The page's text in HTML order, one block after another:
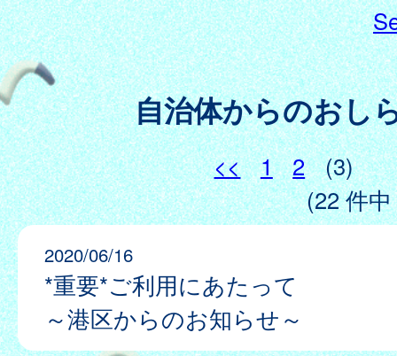
自治体からのおし
<< 1 2
(3)
(22 件
2020/06/16
*重要*ご利用にあたって
～港区からのお知らせ～